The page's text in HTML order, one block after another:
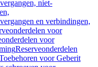
niet-
en verbindingen,
voor
voor
Reserveonderdelen
voor Geberit